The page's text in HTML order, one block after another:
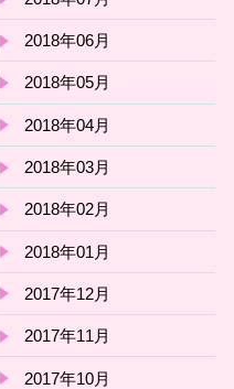
2018年06月
2018年05月
2018年04月
2018年03月
2018年02月
2018年01月
2017年12月
2017年11月
2017年10月